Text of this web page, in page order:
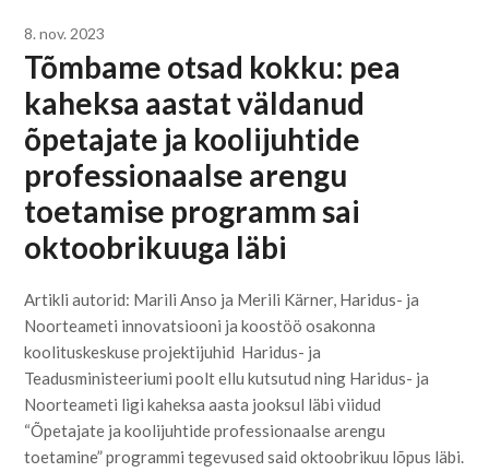
8. nov. 2023
Tõmbame otsad kokku: pea
kaheksa aastat väldanud
õpetajate ja koolijuhtide
professionaalse arengu
toetamise programm sai
oktoobrikuuga läbi
Artikli autorid: Marili Anso ja Merili Kärner, Haridus- ja
Noorteameti innovatsiooni ja koostöö osakonna
koolituskeskuse projektijuhid Haridus- ja
Teadusministeeriumi poolt ellu kutsutud ning Haridus- ja
Noorteameti ligi kaheksa aasta jooksul läbi viidud
“Õpetajate ja koolijuhtide professionaalse arengu
toetamine” programmi tegevused said oktoobrikuu lõpus läbi.